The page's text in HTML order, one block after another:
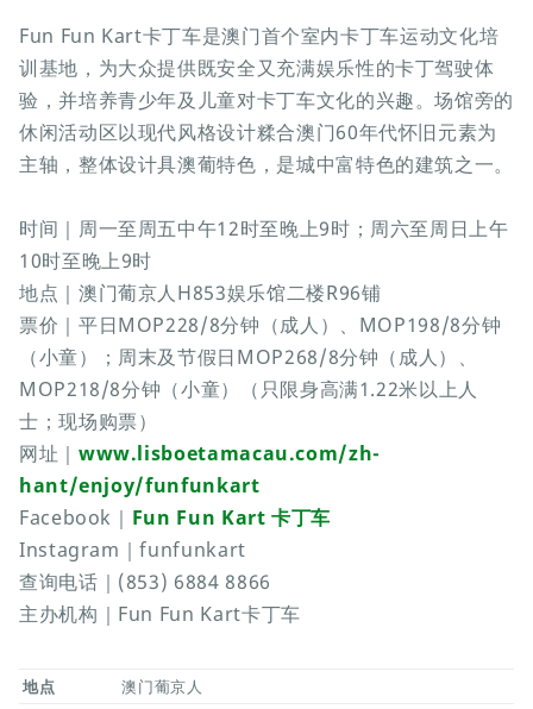
Fun Fun Kart卡丁车是澳门首个室内卡丁车运动文化培
训基地，为大众提供既安全又充满娱乐性的卡丁驾驶体
验，并培养青少年及儿童对卡丁车文化的兴趣。场馆旁的
休闲活动区以现代风格设计糅合澳门60年代怀旧元素为
主轴，整体设计具澳葡特色，是城中富特色的建筑之一。
时间｜周一至周五中午12时至晚上9时；周六至周日上午
10时至晚上9时
地点｜澳门葡京人H853娱乐馆二楼R96铺
票价｜平日MOP228/8分钟（成人）、MOP198/8分钟
（小童）；周末及节假日MOP268/8分钟（成人）、
MOP218/8分钟（小童）（只限身高满1.22米以上人
士；现场购票）
网址｜ www.lisboetamacau.com/zh-
hant/enjoy/funfunkart
Facebook｜ Fun Fun Kart 卡丁车
Instagram｜funfunkart
查询电话｜(853) 6884 8866
主办机构｜Fun Fun Kart卡丁车
地点
澳门葡京人